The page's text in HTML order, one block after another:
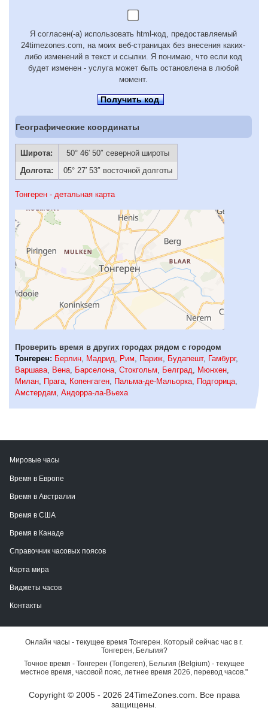
Я согласен(-а) использовать html-код, предоставляемый
24timezones.com, на моих веб-страницах без внесения каких-
либо изменений в текст и ссылки. Я понимаю, что если код
будет изменен - услуга может быть остановлена в любой
момент.
Получить код
Географические координаты
Широта:
50° 46′ 50″ северной широты
Долгота:
05° 27′ 53″ восточной долготы
Тонгерен - детальная карта
Проверить время в других городах рядом с городом
Тонгерен: Берлин Мадрид Рим Париж Будапешт, Гамбург,
Варшава
Вена Барселона Стокгольм Белград Мюнхен
Милан
Прага Копенгаген Пальма-де-Мальорка Подгорица
Амстердам Андорра-ла-Вьеха
Мировые часы
Время в Европе
Время в Австралии
Время в США
Время в Канаде
Справочник часовых поясов
Карта мира
Виджеты часов
Контакты
Онлайн часы - текущее время Тонгерен. Который сейчас час в г.
Тонгерен, Бельгия?
Точное время - Тонгерен (Tongeren), Бельгия (Belgium) - текущее
местное время, часовой пояс, летнее время 2026, перевод часов."
Copyright © 2005 - 2026 24TimeZones.com.
Все права
защищены.